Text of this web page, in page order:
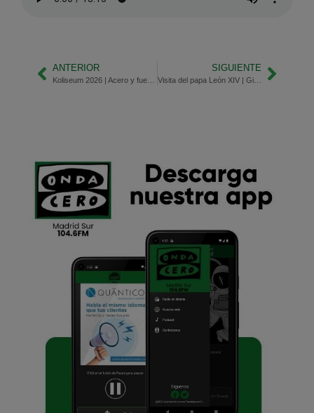
ANTERIOR SIGUIENTE
Visita del papa León XIV | Ginés Beltrán, obispo de la diócesis de Getafe